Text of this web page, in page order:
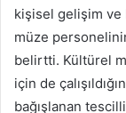
kişisel gelişim ve
müze
belirtti. Kültürel
için de
bağışlanan